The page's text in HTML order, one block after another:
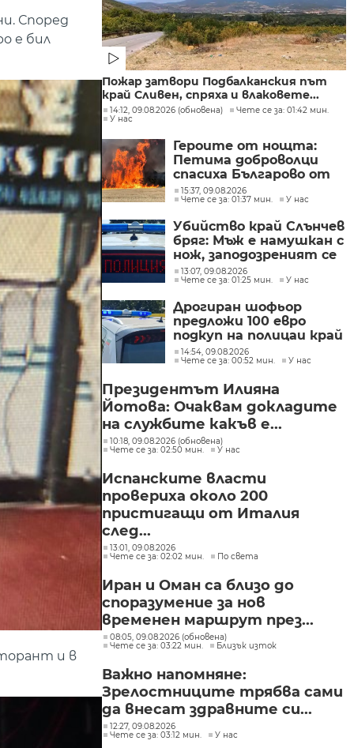
Според
е бил
и в
Пожар затвори Подбалканския път
край Сливен, спряха и влаковете...
14:12, 09.08.2026 (обновена)
Чете се за: 01:42 мин.
У нас
Героите от нощта:
Петима доброволци
спасиха Българово от
огнен капан
15:37, 09.08.2026
Чете се за: 01:37 мин.
У нас
Убийство край Слънчев
бряг: Мъж е намушкан с
нож, заподозреният се
опитал да избяга
13:07, 09.08.2026
Чете се за: 01:25 мин.
У нас
Дрогиран шофьор
предложи 100 евро
подкуп на полицаи край
Поморие
14:54, 09.08.2026
Чете се за: 00:52 мин.
У нас
Президентът Илияна
Йотова: Очаквам докладите
на службите какъв е...
10:18, 09.08.2026 (обновена)
Чете се за: 02:50 мин.
У нас
Испанските власти
провериха около 200
пристигащи от Италия
след...
13:01, 09.08.2026
Чете се за: 02:02 мин.
По света
Иран и Оман са близо до
споразумение за нов
временен маршрут през...
08:05, 09.08.2026 (обновена)
Чете се за: 03:22 мин.
Близък изток
Важно напомняне:
Зрелостниците трябва сами
да внесат здравните си...
12:27, 09.08.2026
Чете се за: 03:12 мин.
У нас